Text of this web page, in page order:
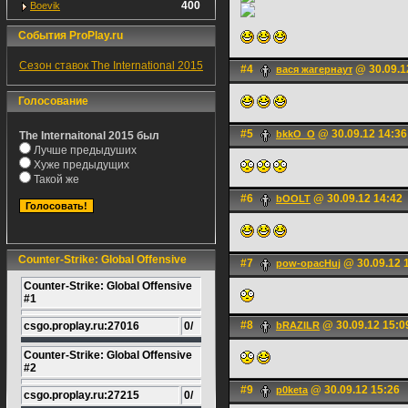
Boevik 400
События ProPlay.ru
Сезон ставок The International 2015
Голосование
The Internaitonal 2015 был
Лучше предыдуших
Хуже предыдущих
Такой же
Counter-Strike: Global Offensive
Counter-Strike: Global Offensive
#1
csgo.proplay.ru:27016 0/
Counter-Strike: Global Offensive
#2
csgo.proplay.ru:27215 0/
#4 вася жагернаут @
#5 bkkO_O @ 30.09.12 14:36
#6 bOOLT @ 30.09.12 14:42
#7 pow-opacHuj @ 30.09.12
#8 bRAZILR @ 30.09.12
#9 p0keta@ 30.09.12 15:26